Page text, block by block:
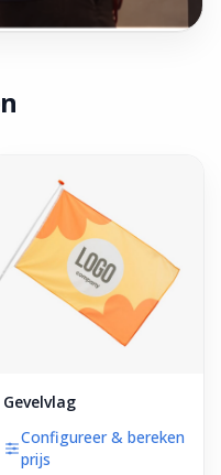
Gevelvlag
Configureer & bereken
prijs